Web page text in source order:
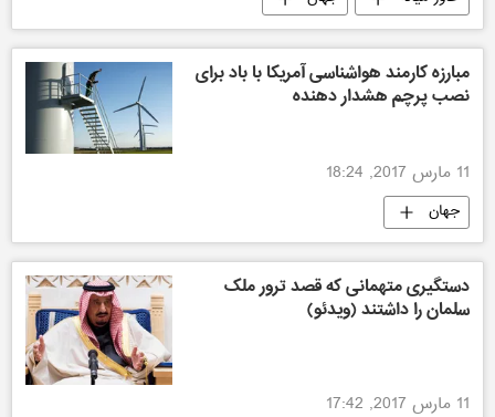
مبارزه کارمند هواشناسی آمریکا با باد برای
نصب پرچم هشدار دهنده
11 مارس 2017, 18:24
جهان
دستگیری متهمانی که قصد ترور ملک
سلمان را داشتند (ویدئو)
11 مارس 2017, 17:42